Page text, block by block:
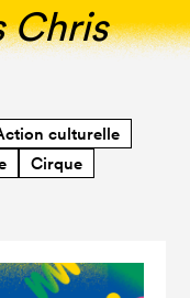
Chris
culturelle
Cirque